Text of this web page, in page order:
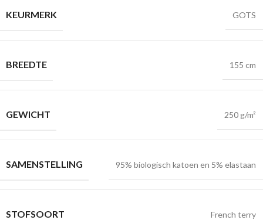
KEURMERK
GOTS
BREEDTE 155 cm
GEWICHT 250 g/m²
SAMENSTELLING 95% biologisch katoen en 5% elastaan
STOFSOORT French terry